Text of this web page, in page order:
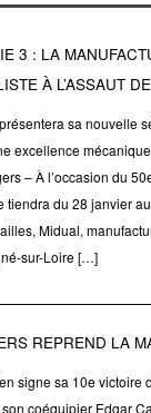
3 : LA
À L’ASSAUT
sa nouvelle
excellence
– À l’occasion du
tiendra du 28 janvier
Midual,
sur-Loire […]
REPREND LA
signe sa 10e victoire
coéquipier Edgar